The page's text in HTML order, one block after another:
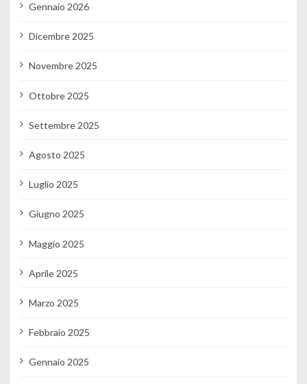
Gennaio 2026
Dicembre 2025
Novembre 2025
Ottobre 2025
Settembre 2025
Agosto 2025
Luglio 2025
Giugno 2025
Maggio 2025
Aprile 2025
Marzo 2025
Febbraio 2025
Gennaio 2025